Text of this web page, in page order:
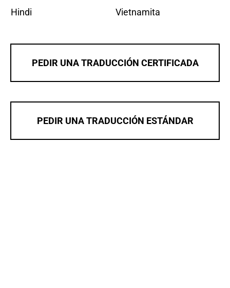
Hindi
Vietnamita
PEDIR UNA TRADUCCIÓN CERTIFICADA
PEDIR UNA TRADUCCIÓN ESTÁNDAR